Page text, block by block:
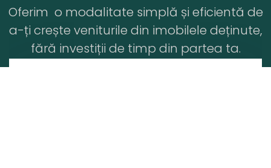
Oferim o modalitate simplă și eficientă de
a-ți crește veniturile din imobilele deținute,
fără investiții de timp din partea ta.